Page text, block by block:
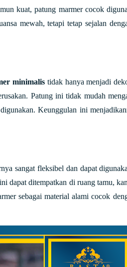
kuat, patung marmer cocok
mewah, tetapi tetap sejalan
minimalis tidak hanya menjadi
Patung ini tidak mudah
Keunggulan ini
sangat fleksibel dan dapat
dapat ditempatkan di ruang tamu,
sebagai material alami cocok